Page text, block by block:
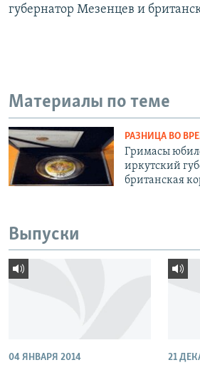
губернатор Мезенцев и
Материалы по теме
РАЗНИЦА ВО
Гримасы
иркутский
британская
Выпуски
04 ЯНВАРЯ 2014 21